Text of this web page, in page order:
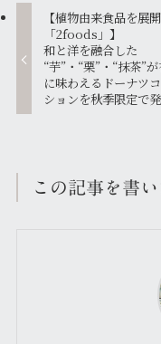
【植物由来食品を展
「2foods」】
和と洋を融合した
“芋”・“栗”・“抹茶”
に味わえるドーナツ
ションを秋季限定で
この記事を書い